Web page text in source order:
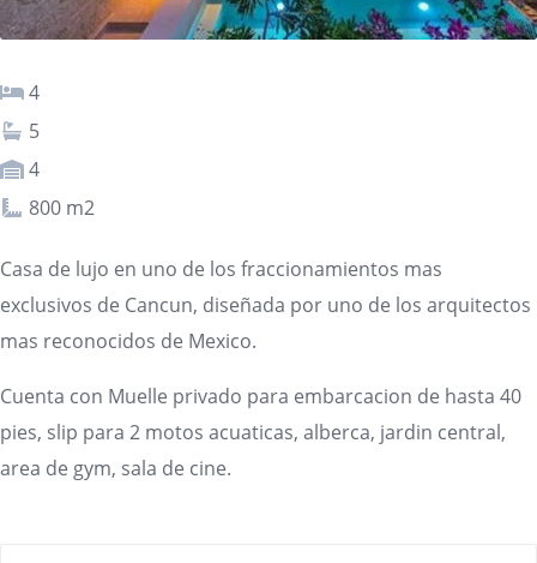
4
5
4
800 m2
Casa de lujo en uno de los fraccionamientos mas
exclusivos de Cancun, diseñada por uno de los arquitectos
mas reconocidos de Mexico.
Cuenta con Muelle privado para embarcacion de hasta 40
pies, slip para 2 motos acuaticas, alberca, jardin central,
area de gym, sala de cine.